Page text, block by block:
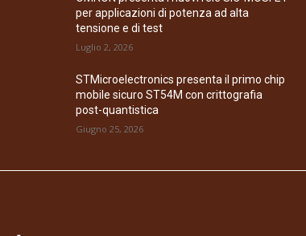
per applicazioni di potenza ad alta
tensione e di test
Luglio 2, 2026
STMicroelectronics presenta il primo chip
mobile sicuro ST54M con crittografia
post-quantistica
Giugno 25, 2026